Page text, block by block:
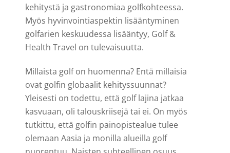
kehitystä ja gastronomiaa golfkohteessa.
Myös hyvinvointiaspektin lisääntyminen
golfarien keskuudessa lisääntyy, Golf &
Health Travel on tulevaisuutta.
Millaista golf on huomenna? Entä millaisia
ovat golfin globaalit kehityssuunnat?
Yleisesti on todettu, että golf lajina jatkaa
kasvuaan, oli talouskriisejä tai ei. On myös
tutkittu, että golfin painopistealue tulee
olemaan Aasia ja monilla alueilla golf